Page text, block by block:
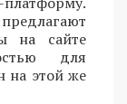
на сайте
для
на этой же